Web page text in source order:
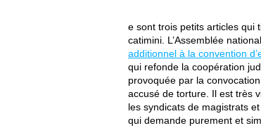
e sont trois petits articles qui
catimini. L’Assemblée
additionnel à la convention
qui refonde la coopération
provoquée par la
accusé de torture. Il est très
les syndicats de magistrats
qui demande purement et